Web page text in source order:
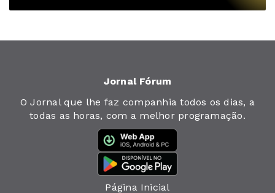
Jornal Fórum
O Jornal que lhe faz companhia todos os dias, a
todas as horas, com a melhor programação.
Página Inicial